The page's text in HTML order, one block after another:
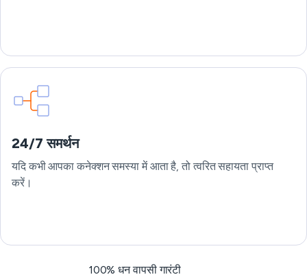
24/7 समर्थन
यदि कभी आपका कनेक्शन समस्या में आता है, तो त्वरित सहायता प्राप्त
करें।
100% धन वापसी गारंटी